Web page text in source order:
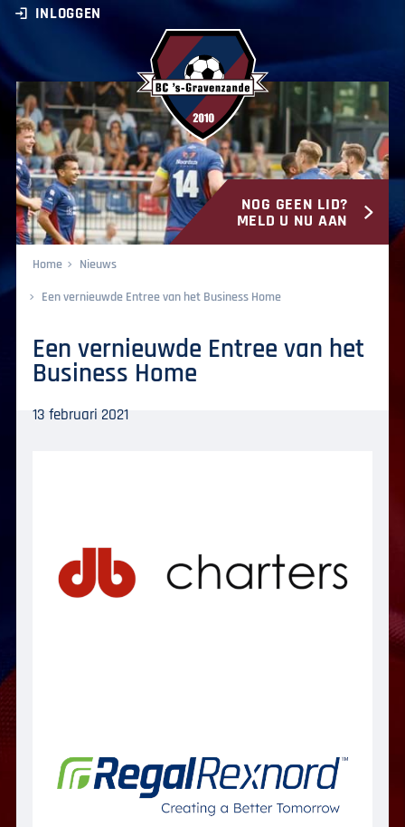
BC ‘s-Gravenzande
INLOGGEN
NOG GEEN LID?
MELD U NU AAN
Home
Nieuws
Een vernieuwde Entree van het Business Home
Een vernieuwde Entree van het
Business Home
13 februari 2021